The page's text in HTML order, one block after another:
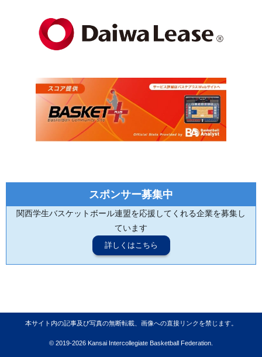
スポンサー募集中
関西学生バスケットボール連盟を応援してくれる企業を募集し
ています
詳しくはこちら
本サイト内の記事及び写真の無断転載、画像への直接リンクを禁じます。
© 2019-2026 Kansai Intercollegiate Basketball Federation.